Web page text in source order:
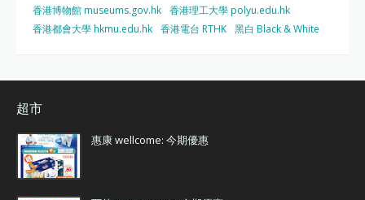
香港博物館 museums.gov.hk 香港理工大學 polyu.edu.hk
香港都會大學 hkmu.edu.hk 香港電台 RTHK 黑白 Black & White
超市
惠康 wellcome: 今期優惠